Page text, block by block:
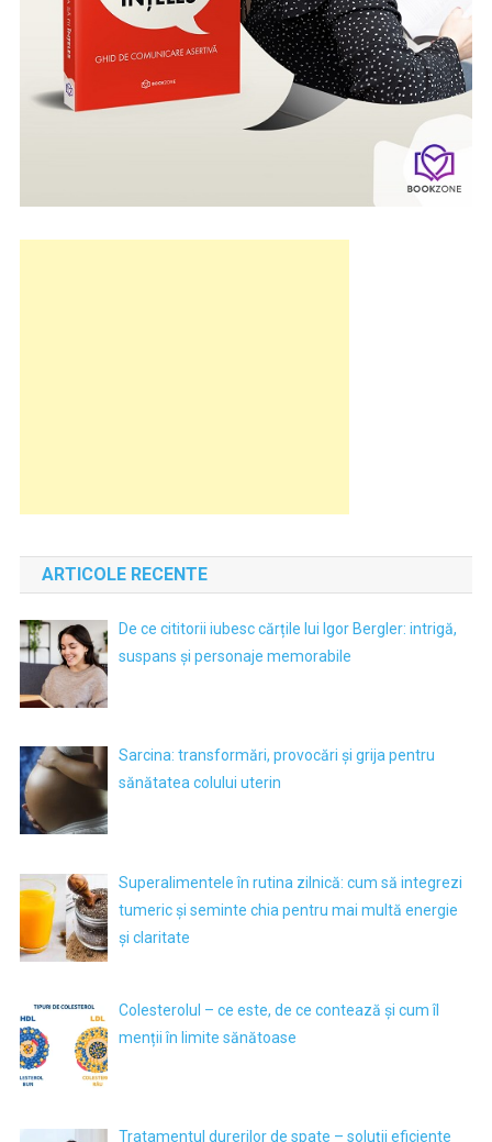
ARTICOLE RECENTE
De ce cititorii iubesc cărțile lui Igor Bergler: intrigă,
suspans și personaje memorabile
Sarcina: transformări, provocări și grija pentru
sănătatea colului uterin
Superalimentele în rutina zilnică: cum să integrezi
tumeric și seminte chia pentru mai multă energie
și claritate
Colesterolul – ce este, de ce contează și cum îl
menții în limite sănătoase
Tratamentul durerilor de spate – soluții eficiente